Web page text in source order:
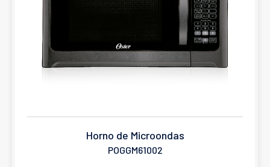
Horno de Microondas
POGGM61002